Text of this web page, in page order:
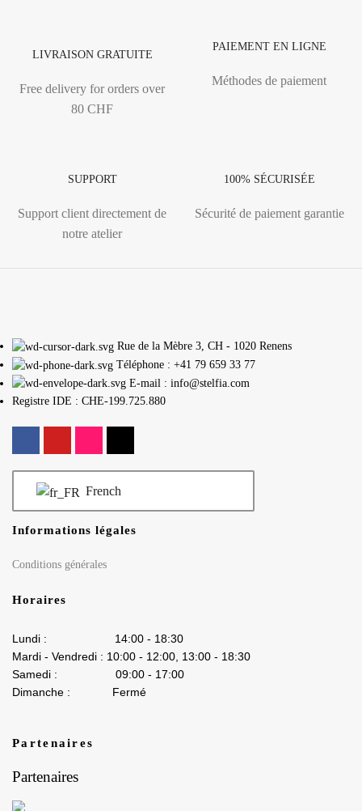
LIVRAISON GRATUITE
Free delivery for orders over
80 CHF
PAIEMENT EN LIGNE
Méthodes de paiement
SUPPORT
Support client directement de
notre atelier
100% SÉCURISÉE
Sécurité de paiement garantie
Rue de la Mèbre 3, CH - 1020 Renens
Téléphone : +41 79 659 33 77
E-mail : info@stelfia.com
Registre IDE : CHE-199.725.880
French
Informations légales
Conditions générales
Horaires
Lundi : 14:00 - 18:30
Mardi - Vendredi : 10:00 - 12:00, 13:00 - 18:30
Samedi : 09:00 - 17:00
Dimanche : Fermé
Partenaires
Partenaires